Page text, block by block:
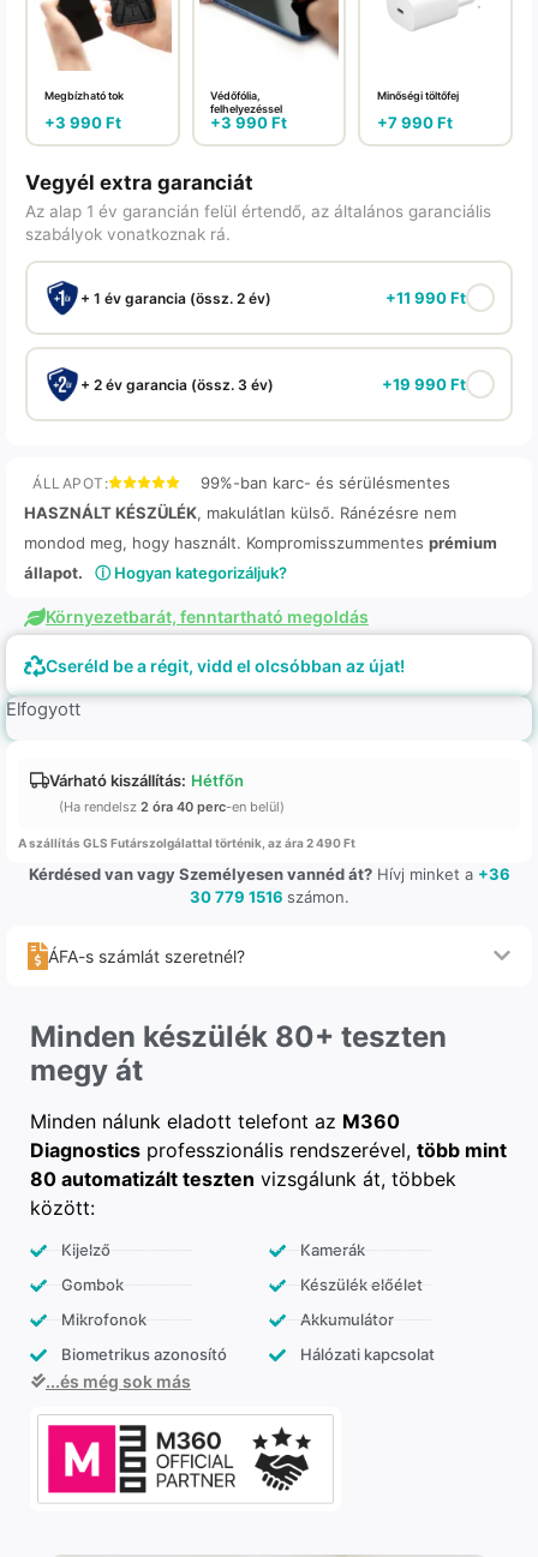
Megbízható tok
+3 990Ft
Védőfólia,
felhelyezéssel
+3 990Ft
Minőségi töltőfej
+7 990Ft
Vegyél extra garanciát
Az alap 1 év garancián felül értendő, az általános garanciális
szabályok vonatkoznak rá.
+ 1 év garancia (össz. 2 év) +11 990Ft
+ 2 év garancia (össz. 3 év) +19 990Ft
ÁLLAPOT:
99%-ban karc- és sérülésmentes
HASZNÁLT KÉSZÜLÉK, makulátlan külső. Ránézésre nem
mondod meg, hogy használt. Kompromisszummentes prémium
állapot.
ⓘ Hogyan kategorizáljuk?
Környezetbarát, fenntartható megoldás
Cseréld be a régit, vidd el olcsóbban az újat!
Elfogyott
Várható kiszállítás: Hétfőn
(Ha rendelsz 2 óra 40 perc-en belül)
A szállítás GLS Futárszolgálattal történik, az ára 2 490 Ft
Kérdésed van vagy Személyesen vannéd át?Hívj minket a +36
30 779 1516 számon.
ÁFA-s számlát szeretnél?
Minden készülék 80+ teszten
megy át
Minden nálunk eladott telefont az M360
Diagnostics professzionális rendszerével, több mint
80 automatizált teszten vizsgálunk át, többek
között:
Kijelző
Gombok
Mikrofonok
Biometrikus azonosító
Kamerák
Készülék előélet
Akkumulátor
Hálózati kapcsolat
...és még sok más